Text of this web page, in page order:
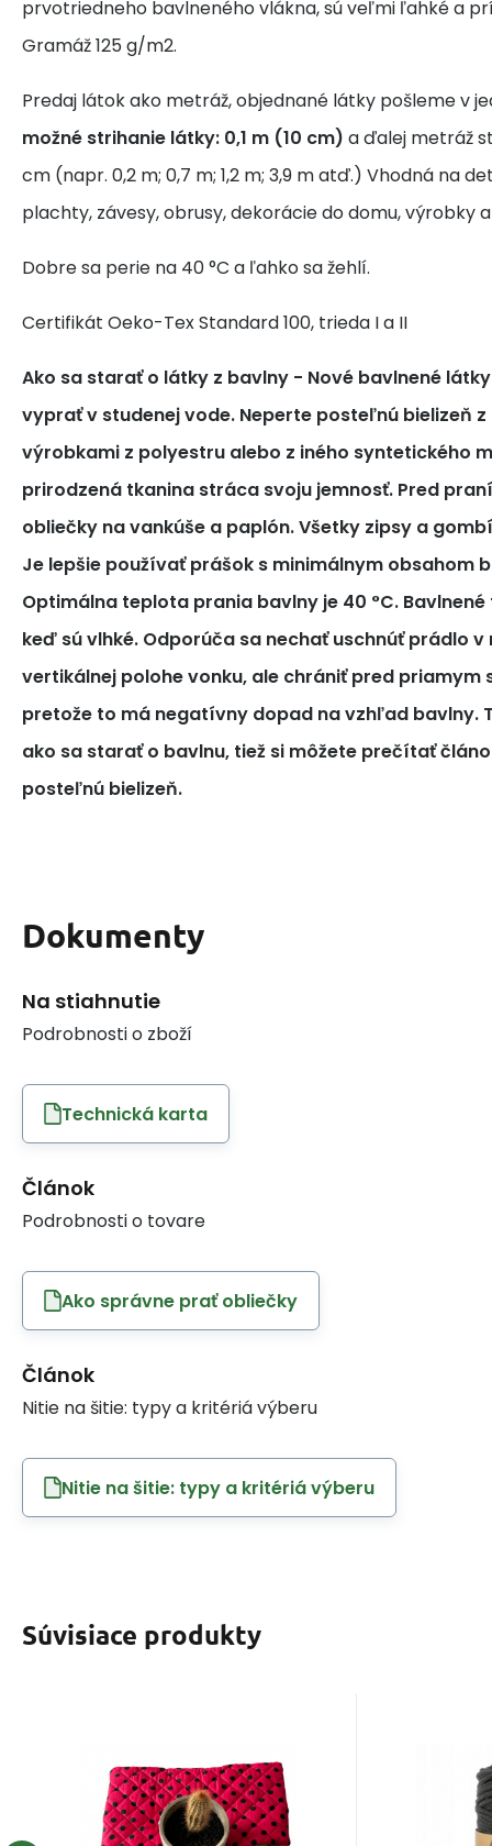
prvotriedneho bavlneného vlákna, sú veľmi ľahké a
Gramáž 125 g/m2.
Predaj látok ako metráž, objednané látky pošleme v
možné strihanie látky: 0,1 m (10 cm) a ďalej metráž
cm (napr. 0,2 m; 0,7 m; 1,2 m; 3,9 m atď.) Vhodná na
plachty, závesy, obrusy, dekorácie do domu, výrobky
Dobre sa perie na 40 °C a ľahko sa žehlí.
Certifikát Oeko-Tex Standard 100, trieda I a II
Ako sa starať o látky z bavlny - Nové bavlnené
vyprať v studenej vode. Neperte posteľnú bielizeň
výrobkami z polyestru alebo z iného syntetického
prirodzená tkanina stráca svoju jemnosť. Pred
obliečky na vankúše a paplón. Všetky zipsy a
Je lepšie používať prášok s minimálnym obsahom
Optimálna teplota prania bavlny je 40 °C. Bavlnené
keď sú vlhké. Odporúča sa nechať uschnúť prádlo
vertikálnej polohe vonku, ale chrániť pred priamym
pretože to má negatívny dopad na vzhľad bavlny.
ako sa starať o bavlnu, tiež si môžete prečítať
posteľnú bielizeň.
Dokumenty
Na stiahnutie
Podrobnosti o zboží
Technická karta
Článok
Podrobnosti o tovare
Ako správne prať obliečky
Článok
Nitie na šitie: typy a kritériá výberu
Nitie na šitie: typy a kritériá výberu
Súvisiace produkty
Sedák 40x40x2cm
Bodka Čierna na
Červenom a Zelenom
Získate 0.30
4.70EUR
Sedák na židli
100
návin